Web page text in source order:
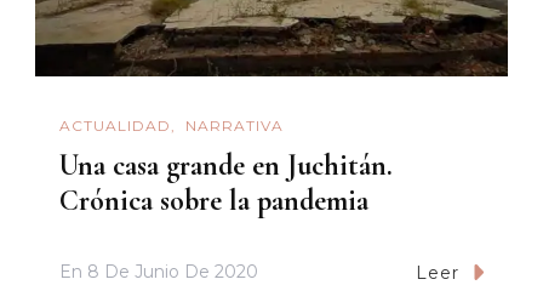
ACTUALIDAD NARRATIVA
Una casa grande en Juchitán.
Crónica sobre la pandemia
En 8 De Junio De 2020 Leer